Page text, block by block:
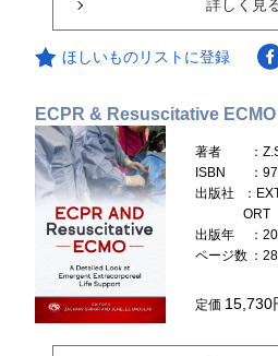
詳しく見
ほしいものリストに登録
ECPR & Resuscitative ECMO
著者
：
ISBN
：
出版社
：
ORT
出版年
：
ページ数 ：
定価 15,730